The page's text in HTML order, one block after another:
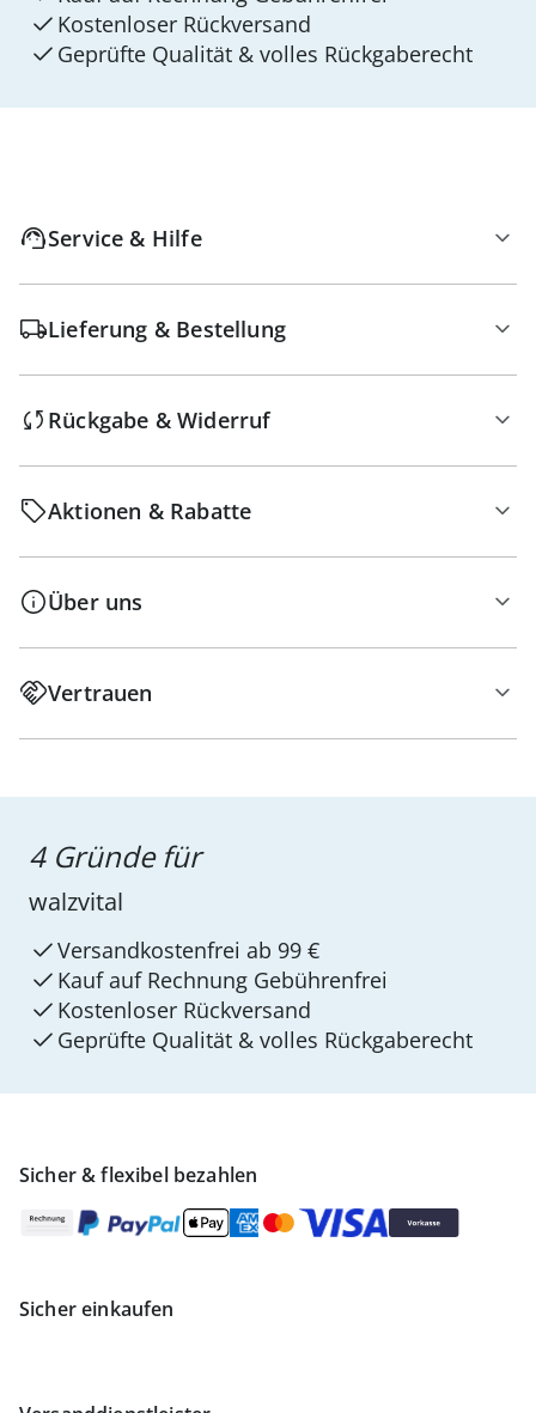
Kostenloser Rückversand
Geprüfte Qualität & volles Rückgaberecht
Service & Hilfe
Lieferung & Bestellung
Rückgabe & Widerruf
Aktionen & Rabatte
Über uns
Vertrauen
Sicher & flexibel bezahlen
Sicher einkaufen
4 Gründe für
walzvital
Versandkostenfrei ab 99 €
Kauf auf Rechnung Gebührenfrei
Kostenloser Rückversand
Geprüfte Qualität & volles Rückgaberecht